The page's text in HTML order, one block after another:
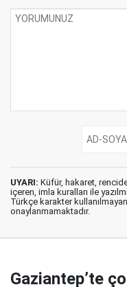
UYARI: Küfür, hakaret,
içeren, imla kuralları ile
Türkçe karakter
onaylanmamaktadır.
Gaziantep’te